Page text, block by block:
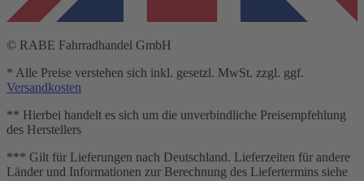
© RABE Fahrradhandel GmbH
* Alle Preise verstehen sich inkl. gesetzl. MwSt. zzgl. ggf.
Versandkosten
** Hierbei handelt es sich um die unverbindliche Preisempfehlung
des Herstellers
*** Gilt für Lieferungen nach Deutschland. Lieferzeiten für andere
Länder und Informationen zur Berechnung des Liefertermins siehe